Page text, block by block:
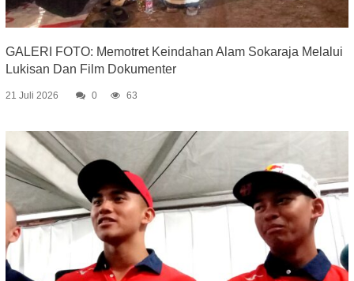
GALERI FOTO: Memotret Keindahan Alam Sokaraja Melalui
Lukisan Dan Film Dokumenter
21 Juli 2026 0 63